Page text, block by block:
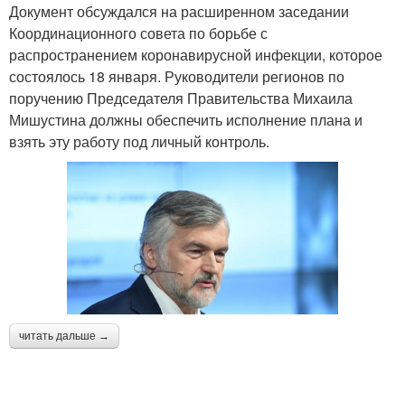
Документ обсуждался на расширенном заседании
Координационного совета по борьбе с
распространением коронавирусной инфекции, которое
состоялось 18 января. Руководители регионов по
поручению Председателя Правительства Михаила
Мишустина должны обеспечить исполнение плана и
взять эту работу под личный контроль.
читать дальше →